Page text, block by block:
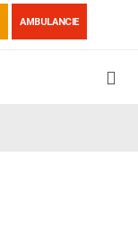
AMBULANCIE